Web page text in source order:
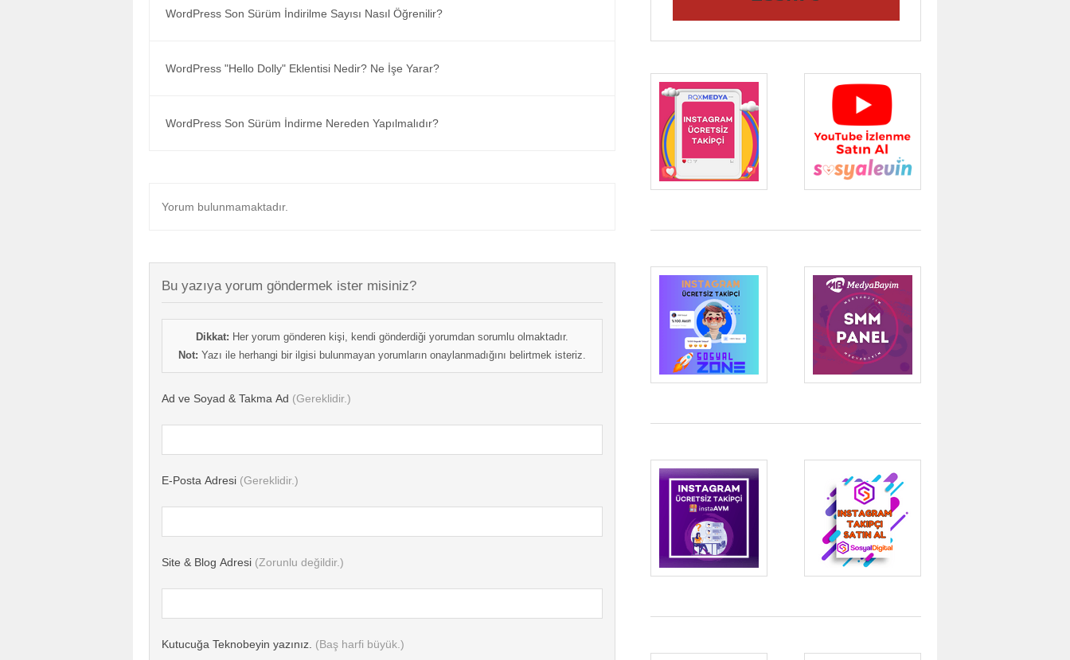
WordPress Son Sürüm İndirilme Sayısı Nasıl Öğrenilir?
WordPress "Hello Dolly" Eklentisi Nedir? Ne İşe Yarar?
WordPress Son Sürüm İndirme Nereden Yapılmalıdır?
Yorum bulunmamaktadır.
Bu yazıya yorum göndermek ister misiniz?
Dikkat: Her yorum gönderen kişi, kendi gönderdiği yorumdan sorumlu olmaktadır.
Not: Yazı ile herhangi bir ilgisi bulunmayan yorumların onaylanmadığını belirtmek isteriz.
Ad ve Soyad & Takma Ad (Gereklidir.)
E-Posta Adresi (Gereklidir.)
Site & Blog Adresi (Zorunlu değildir.)
Kutucuğa Teknobeyin yazınız. (Baş harfi büyük.)